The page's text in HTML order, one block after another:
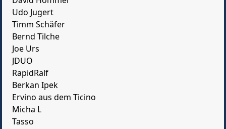
Udo Jugert
Timm Schäfer
Bernd Tilche
Joe Urs
JDUO
RapidRalf
Berkan Ipek
Ervino aus dem Ticino
Micha L
Tasso